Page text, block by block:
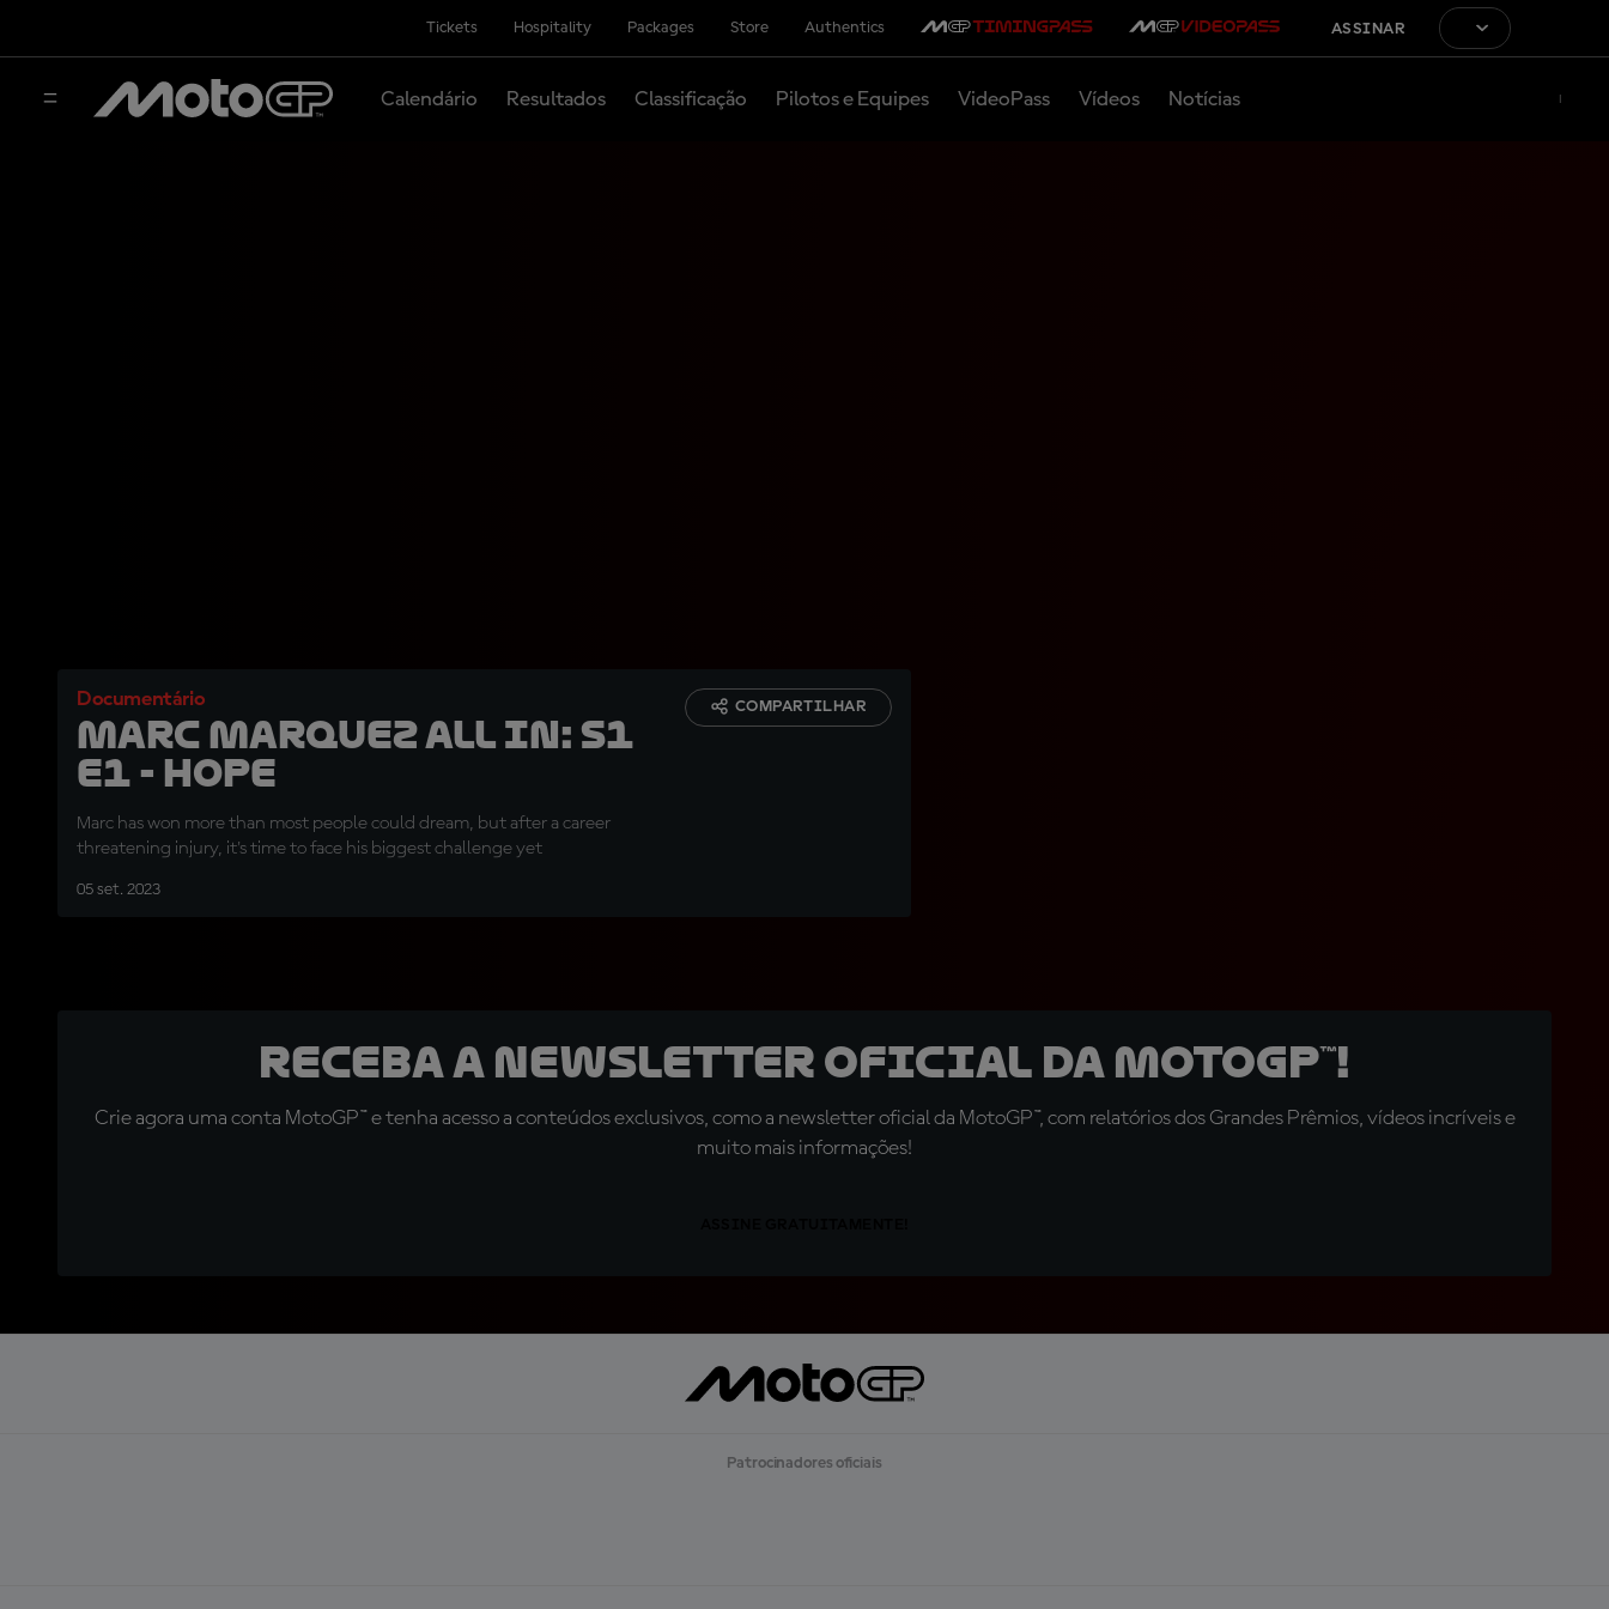
Tickets Hospitality Packages Store Authentics ASSINAR
Calendário Resultados Classificação Pilotos e Equipes VideoPass Vídeos Notícias
Documentário
Marc Marquez ALL IN: S1
E1 - Hope
Marc has won more than most people could dream, but after a career
threatening injury, it's time to face his biggest challenge yet
05 set. 2023
COMPARTILHAR
Receba a newsletter oficial da MotoGP™!
Crie agora uma conta MotoGP™ e tenha acesso a conteúdos exclusivos, como a newsletter oficial da MotoGP™, com relatórios dos Grandes Prêmios, vídeos incríveis e
muito mais informações!
Patrocinadores oficiais